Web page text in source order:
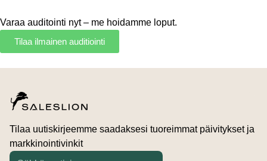
Varaa auditointi nyt – me hoidamme loput.
Tilaa ilmainen auditiointi
Tilaa uutiskirjeemme saadaksesi tuoreimmat päivitykset ja
markkinointivinkit